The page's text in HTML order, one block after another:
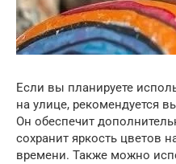
Если вы планируете
на улице, рекомендуется
Он обеспечит
сохранит яркость цветов
времени. Также можно